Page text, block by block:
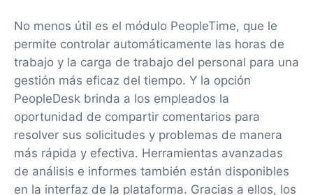
No menos útil es el módulo PeopleTime, que le
permite controlar automáticamente las horas de
trabajo y la carga de trabajo del personal para una
gestión más eficaz del tiempo. Y la opción
PeopleDesk brinda a los empleados la
oportunidad de compartir comentarios para
resolver sus solicitudes y problemas de manera
más rápida y efectiva. Herramientas avanzadas
de análisis e informes también están disponibles
en la interfaz de la plataforma. Gracias a ellos, los